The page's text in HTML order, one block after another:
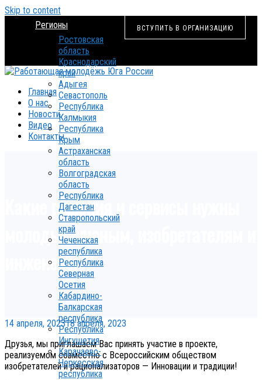
Skip to content
ВСТУПИТЬ В ОРГАНИЗАЦИЮ
Регионы
Ростовская
область
Краснодарский
край
Адыгея
Севастополь
Республика
Калмыкия
Республика
Крым
Астраханская
область
Волгоградская
область
Республика
Дагестан
Ставропольский
край
Чеченская
республика
Республика
Северная
Осетия
Кабардино-
Балкарская
республика
Республика
Ингушетия
Карачаево-
Черкесская
республика
Главная
О нас
Новости
Видео
Контакты
Какие решения и сервисы нужны
молодым ученым, изобретателям и
инженерам?
14 апреля, 202318 апреля, 2023
Друзья, мы приглашаем Вас принять участие в проекте,
реализуемом совместно с Всероссийским обществом
изобретателей и рационализаторов — Инновации и традиции!